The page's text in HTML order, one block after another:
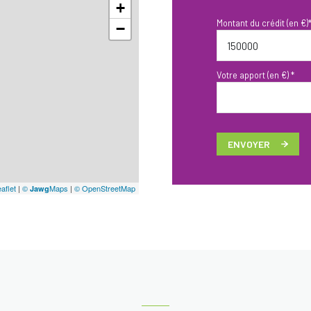
+
−
| © JawgMaps | © OpenStreetMap
Montant du crédit (en €)*
Votre apport (en €) *
ENVOYER